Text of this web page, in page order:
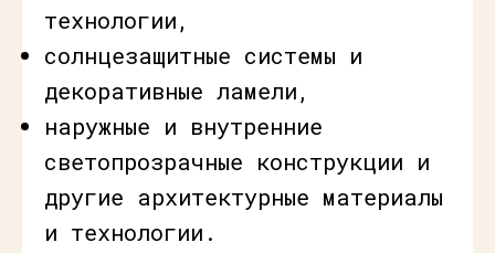
технологии,
солнцезащитные системы и
декоративные ламели,
наружные и внутренние
светопрозрачные конструкции и
другие архитектурные материалы
и технологии.